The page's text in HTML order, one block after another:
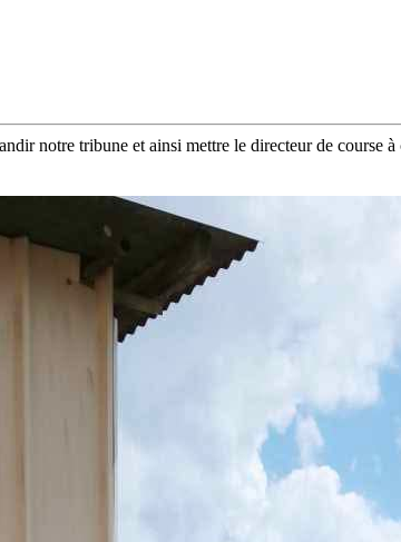
notre tribune et ainsi mettre le directeur de course